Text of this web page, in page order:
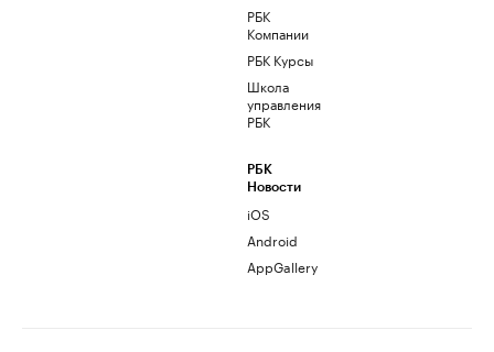
РБК
Компании
РБК Курсы
Школа
управления
РБК
РБК
Новости
iOS
Android
AppGallery